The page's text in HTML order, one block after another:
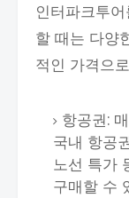
인터파크투
할 때는 다양
적인 가격으
항공권:
국내 항공
노선 특가
구매할 수